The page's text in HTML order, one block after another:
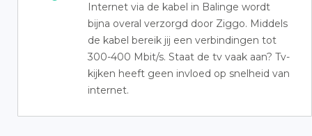
Internet via de kabel in Balinge wordt
bijna overal verzorgd door Ziggo. Middels
de kabel bereik jij een verbindingen tot
300-400 Mbit/s. Staat de tv vaak aan? Tv-
kijken heeft geen invloed op snelheid van
internet.